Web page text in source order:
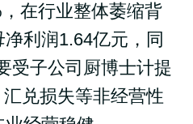
在行业整体萎缩背
利润1.64亿元，同
受子公司厨博士计提
兑损失等非经营性